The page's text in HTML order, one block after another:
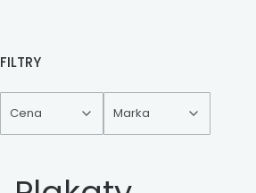
FILTRY
Cena Marka